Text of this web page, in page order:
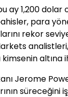
ay 1,200 dolar
para
rekor
altına
Jerome